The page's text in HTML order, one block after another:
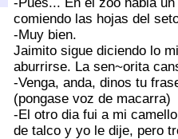
comiendo las hojas del
-Muy bien.
Jaimito sigue diciendo lo
aburrirse. La sen~orita
-Venga, anda, dinos tu
(pongase voz de macarra)
-El otro dia fui a mi
de talco y yo le dije, pero